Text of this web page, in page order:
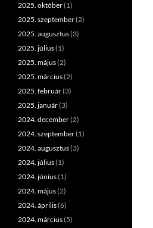
2025. október(1)
2025. szeptember(2)
2025. augusztus(3)
2025. július(1)
2025. május(2)
2025. március(2)
2025. február(3)
2025. január(3)
2024. december(2)
2024. szeptember(1)
2024. augusztus(3)
2024. július(1)
2024. június(1)
2024. május(2)
2024. április(6)
2024. március(5)